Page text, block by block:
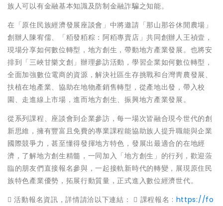
族人可以有金融基本知識及防制金融詐騙之知能。
在「原住民族經濟發展座談會」中將邀請「那山那谷休閒農場」
創辦人陳宥儒、「粨發粨粽：阿粨專賣店」共同創辦人王禎壹，
現場分享如何數位轉型，地方創生，帶動地方產業發展。也將安
排到「三峽甘樂文創」辦理參訪活動，學習企業如何數位轉型，
全面加強數位電商的資源，解決社區生存挑戰和台灣靑農發展、
扶植在地產業、協助在地物產銷售轉型，從產地出發，帶入校
園、走進線上市場，進而地方創生、振興地方產業發展。
從系列課程、座談會到企業參訪，每一場次皆融合現今世代的創
新思維，擁有豐富且免費的專業課程能協助族人提升職能與企業
國際競爭力，甚至懂得發揮地方特色，發展出最適合的在地經
濟，了解地方創生精髓，一同加入「地方創生」的行列，歡迎蒞
臨的朋友們直接報名參與，一起接軌新時代的轉變，展現原住民
族特色產業優勢，拓展行動質量，正式進入數位經濟世代。
 活動報名資訊，詳情請洽以下連結：  課程報名 : https://fo